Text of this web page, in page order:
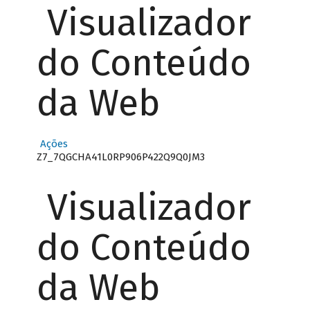
Visualizador
do Conteúdo
da Web
Ações
Z7_7QGCHA41L0RP906P422Q9Q0JM3
Visualizador
do Conteúdo
da Web